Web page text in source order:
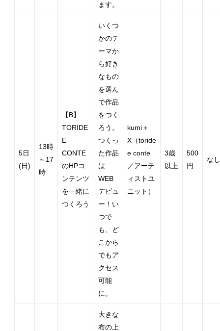
ます。
5日
(日)
13時
～17
時
【B】
TORIDE
E
CONTE
のHPコ
ンテンツ
を一緒に
つくろう
いくつ
かのテ
ーマか
ら好き
なもの
を選ん
で作品
をつく
ろう。
つくっ
た作品
は
WEB
デビュ
ー！い
つで
も、ど
こから
でもア
クセス
可能
に。
kumi＋
X（toride
e conte
／アーテ
ィストユ
ニット）
3歳
以上
500
円
なし
大きな
布の上